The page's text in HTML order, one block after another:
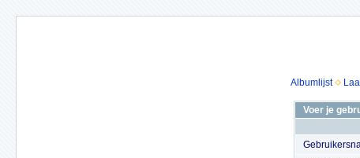
Albumlijst
Voer je